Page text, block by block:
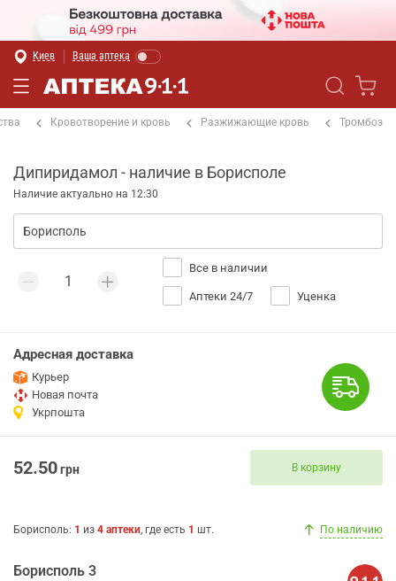
Киев Ваша аптека
Кровотворение и кровь Разжижающие кровь Тромбоз
Дипиридамол - наличие в Борисполе
Наличие актуально на 12:30
Все в наличии
Аптеки 24/7 Уценка
Адресная доставка
Курьер
Новая почта
Укрпошта
52.50грн В корзину
Борисполь: 1 из 4 аптеки, где есть 1 шт. По наличию
Борисполь 3